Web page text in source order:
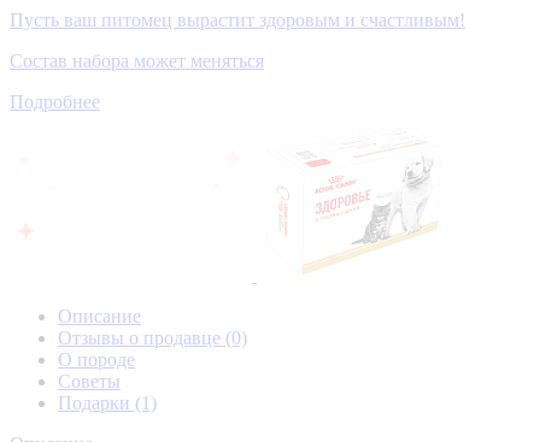
Пусть ваш питомец вырастит здоровым и счастливым!
Состав набора может меняться
Подробнее
Описание
Отзывы о продавце (0)
О породе
Советы
Подарки (1)